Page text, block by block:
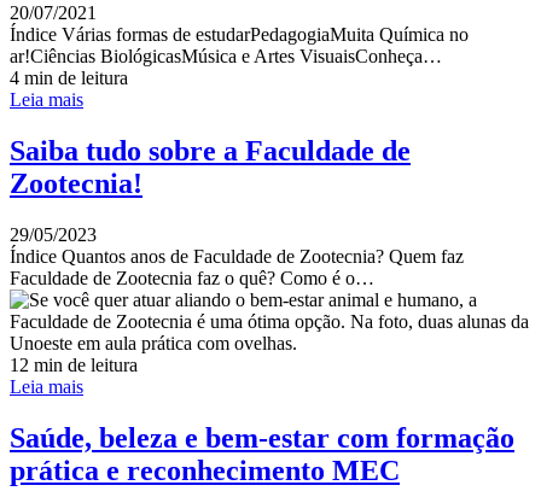
20/07/2021
Índice Várias formas de estudarPedagogiaMuita Química no
ar!Ciências BiológicasMúsica e Artes VisuaisConheça…
4 min de leitura
Leia mais
Saiba tudo sobre a Faculdade de
Zootecnia!
29/05/2023
Índice Quantos anos de Faculdade de Zootecnia? Quem faz
Faculdade de Zootecnia faz o quê? Como é o…
12 min de leitura
Leia mais
Saúde, beleza e bem-estar com formação
prática e reconhecimento MEC